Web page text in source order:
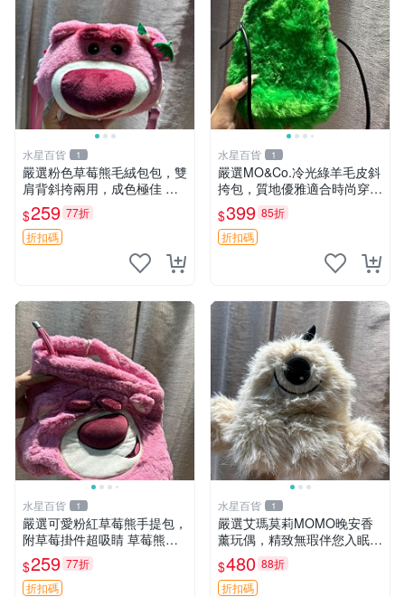
水星百貨 1
嚴選粉色草莓熊毛絨包包，雙
肩背斜挎兩用，成色極佳 精
準關鍵詞：草莓熊 包包 毛絨
$259 77折
折扣碼
水星百貨 1
嚴選MO&Co.冷光綠羊毛皮斜
挎包，質地優雅適合時尚穿搭
冷光綠 皮包 斜挎包
$399 85折
折扣碼
水星百貨 1
嚴選可愛粉紅草莓熊手提包，
附草莓掛件超吸睛 草莓熊手
提包 草莓掛件 可愛portunes
e
$259 77折
折扣碼
水星百貨 1
嚴選艾瑪莫莉MOMO晚安香
薰玩偶，精致無瑕伴您入眠
晚安精靈 香薰玩具 玩偶收藏
$480 88折
折扣碼